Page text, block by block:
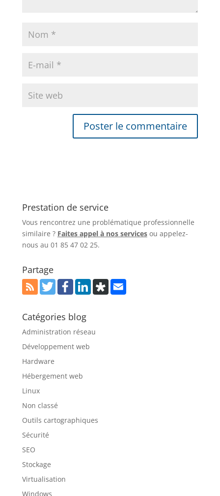
Prestation de service
Vous rencontrez une problématique professionnelle
similaire ? Faites appel à nos servicesou appelez-
nous au 01 85 47 02 25.
Partage
Catégories blog
Administration réseau
Développement web
Hardware
Hébergement web
Linux
Non classé
Outils cartographiques
Sécurité
SEO
Stockage
Virtualisation
Windows